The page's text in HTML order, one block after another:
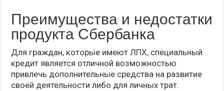
Преимущества и недостатки
продукта Сбербанка
Для граждан, которые имеют ЛПХ, специальный
кредит является отличной возможностью
привлечь дополнительные средства на развитие
своей деятельности либо для личных трат.